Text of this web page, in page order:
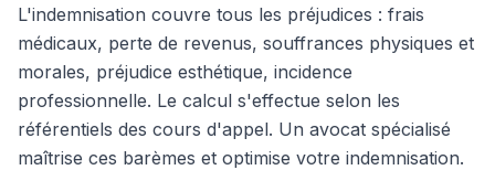
L'indemnisation couvre tous les préjudices : frais
médicaux, perte de revenus, souffrances physiques et
morales, préjudice esthétique, incidence
professionnelle. Le calcul s'effectue selon les
référentiels des cours d'appel. Un avocat spécialisé
maîtrise ces barèmes et optimise votre indemnisation.